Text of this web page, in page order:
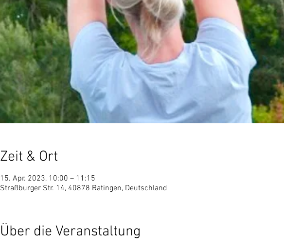
Zeit & Ort
15. Apr. 2023, 10:00 – 11:15
Straßburger Str. 14, 40878 Ratingen, Deutschland
Über die Veranstaltung